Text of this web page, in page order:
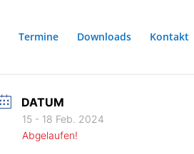
Termine Downloads Kontakt
DATUM
15 - 18 Feb. 2024
Abgelaufen!